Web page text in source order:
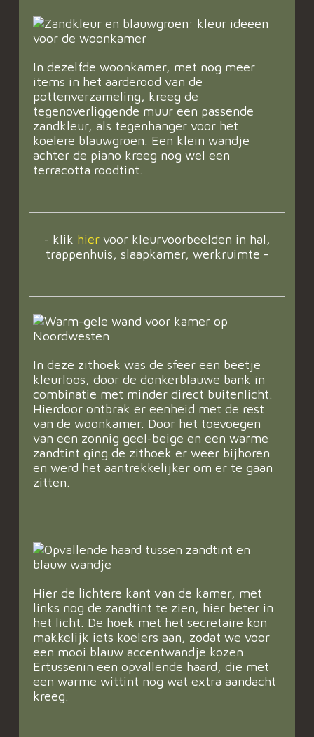
In dezelfde woonkamer, met nog meer
items in het aarderood van de
pottenverzameling, kreeg de
tegenoverliggende muur een passende
zandkleur, als tegenhanger voor het
koelere blauwgroen. Een klein wandje
achter de piano kreeg nog wel een
terracotta roodtint.
- klik hiervoor kleurvoorbeelden in hal,
trappenhuis, slaapkamer, werkruimte -
In deze zithoek was de sfeer een beetje
kleurloos, door de donkerblauwe bank in
combinatie met minder direct buitenlicht.
Hierdoor ontbrak er eenheid met de rest
van de woonkamer. Door het toevoegen
van een zonnig geel-beige en een warme
zandtint ging de zithoek er weer bijhoren
en werd het aantrekkelijker om er te gaan
zitten.
Hier de lichtere kant van de kamer, met
links nog de zandtint te zien, hier beter in
het licht. De hoek met het secretaire kon
makkelijk iets koelers aan, zodat we voor
een mooi blauw accentwandje kozen.
Ertussenin een opvallende haard, die met
een warme wittint nog wat extra aandacht
kreeg.